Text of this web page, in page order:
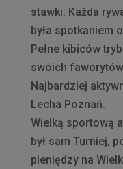
stawki. Każda
była spotkaniem
Pełne kibiców
swoich
Najbardziej
Lecha Poznań.
Wielką sportową
był sam Turniej,
pieniędzy na